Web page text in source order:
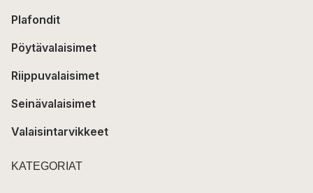
Plafondit
Pöytävalaisimet
Riippuvalaisimet
Seinävalaisimet
Valaisintarvikkeet
KATEGORIAT